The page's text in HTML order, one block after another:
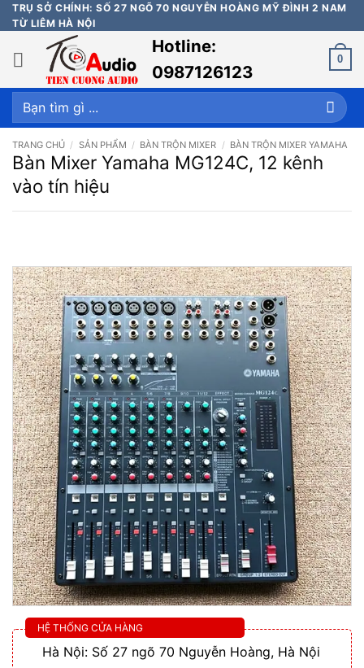
Bỏ
qua
nội
dung
TRỤ SỞ CHÍNH: SỐ 27 NGÕ 70 NGUYỄN HOÀNG MỸ ĐÌNH 2 NAM
TỪ LIÊM HÀ NỘI
Hotline:
0987126123
0
Tìm
kiếm:
TRANG CHỦ / SẢN PHẨM / BÀN TRỘN MIXER / BÀN TRỘN MIXER YAMAHA
Bàn Mixer Yamaha MG124C, 12 kênh
vào tín hiệu
HỆ THỐNG CỬA HÀNG
Hà Nội: Số 27 ngõ 70 Nguyễn Hoàng, Hà Nội